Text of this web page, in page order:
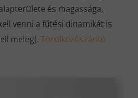
és magassága,
venni a fűtési dinamikát is
meleg). Törölközőszárító